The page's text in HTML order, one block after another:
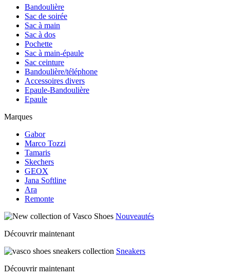
Bandoulière
Sac de soirée
Sac à main
Sac à dos
Pochette
Sac à main-épaule
Sac ceinture
Bandoulière/téléphone
Accessoires divers
Epaule-Bandoulière
Epaule
Marques
Gabor
Marco Tozzi
Tamaris
Skechers
GEOX
Jana Softline
Ara
Remonte
Nouveautés
Découvrir maintenant
Sneakers
Découvrir maintenant